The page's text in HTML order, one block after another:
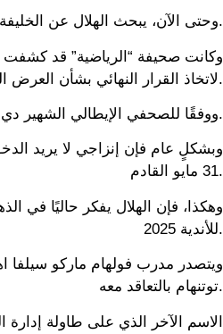
وحتى الآن، يبحث الهلال عن الخليفة الدائم لجورجي جيسوس في تدريب الموج الأزرق، ويُعد إنزاجي هو هدفهم الأول.
وكانت صحيفة “الرياضية” قد
لاتخاذ القرار النهائي بشأن العرض المقدم له من الهلال.
ووفقًا للصحفي الإيطالي الشهير دي مارزيو، يميل إنزاجي حاليًا لرفض العرض المقدم من الهلال.
وبشكلٍ عام فإن إنزاجي لا يريد
31 مايو القادم.
وهكذا، فإن الهلال يفكر حاليًا في
للأندية 2025.
ويتصدر مدرب فولهام ماركو سيلفا
توتنهام بالتعاقد معه.
الاسم الآخر الذي على طاولة